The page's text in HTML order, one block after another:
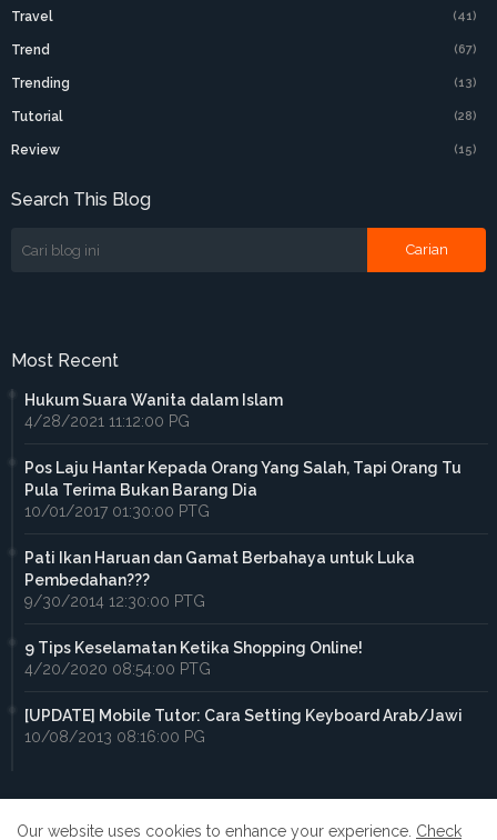
Travel (41)
Trend (67)
Trending (13)
Tutorial (28)
Review (15)
Search This Blog
Most Recent
Hukum Suara Wanita dalam Islam
4/28/2021 11:12:00 PG
Pos Laju Hantar Kepada Orang Yang Salah, Tapi Orang Tu
Pula Terima Bukan Barang Dia
10/01/2017 01:30:00 PTG
Pati Ikan Haruan dan Gamat Berbahaya untuk Luka
Pembedahan???
9/30/2014 12:30:00 PTG
9 Tips Keselamatan Ketika Shopping Online!
4/20/2020 08:54:00 PTG
[UPDATE] Mobile Tutor: Cara Setting Keyboard Arab/Jawi
10/08/2013 08:16:00 PG
Our website uses cookies to enhance your experience. Check